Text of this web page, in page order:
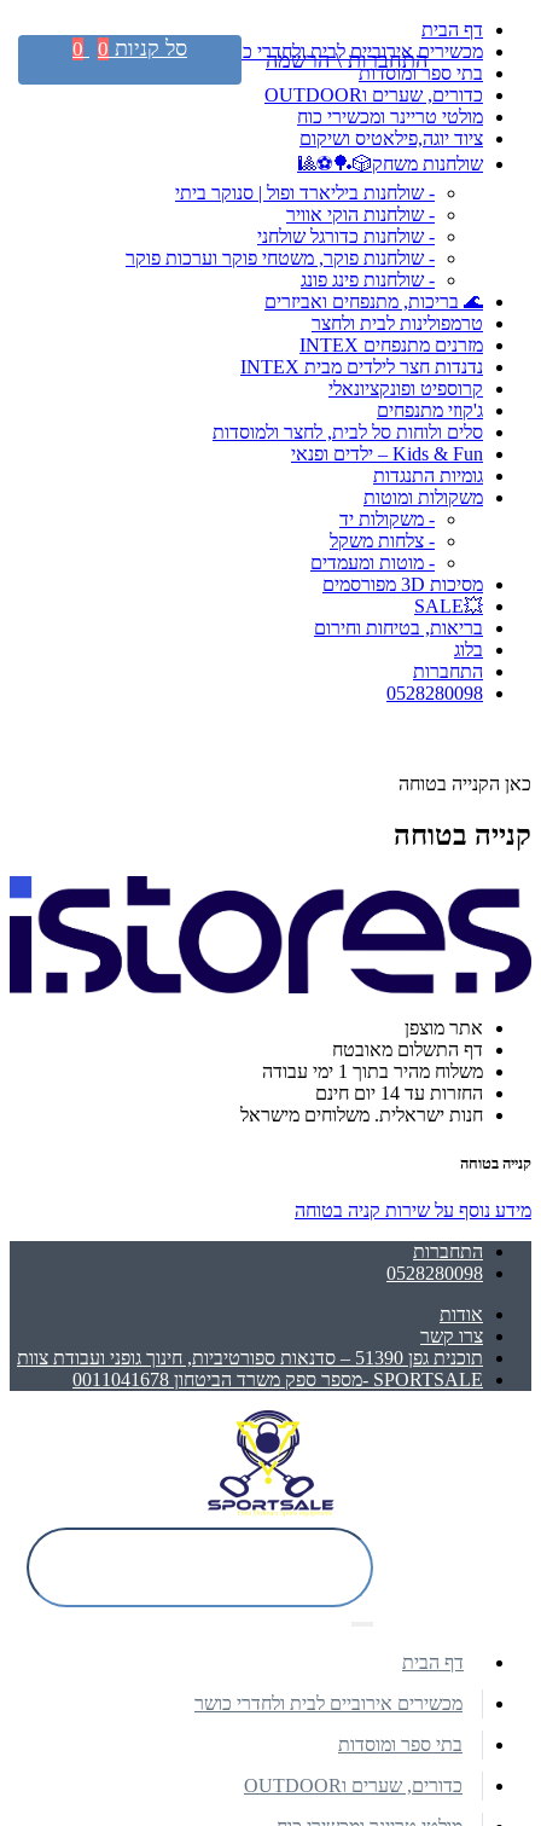
דף הבית
מכשירים אירוביים לבית ולחדרי כושר
בתי ספר ומוסדות
כדורים, שערים וOUTDOOR
מולטי טריינר ומכשירי כוח
ציוד יוגה,פילאטיס ושיקום
שולחנות משחק🎲🏓⚽🎱
- שולחנות ביליארד ופול | סנוקר ביתי
- שולחנות הוקי אוויר
- שולחנות כדורגל שולחני
- שולחנות פוקר, משטחי פוקר וערכות פוקר
- שולחנות פינג פונג
🌊 בריכות, מתנפחים ואביזרים
טרמפולינות לבית ולחצר
מזרנים מתנפחים INTEX
נדנדות חצר לילדים מבית INTEX
קרוספיט ופונקציונאלי
ג'קוזי מתנפחים
סלים ולוחות סל לבית, לחצר ולמוסדות
Kids & Fun – ילדים ופנאי
גומיות התנגדות
משקולות ומוטות
- משקולות יד
- צלחות משקל
- מוטות ומעמדים
מסיכות 3D מפורסמים
💥SALE
בריאות, בטיחות וחירום
בלוג
התחברות
0528280098
כאן הקנייה בטוחה
קנייה בטוחה
אתר מוצפן
דף התשלום מאובטח
משלוח מהיר בתוך 1 ימי עבודה
החזרות עד 14 יום חינם
חנות ישראלית. משלוחים מישראל
קנייה בטוחה
מידע נוסף על שירות קניה בטוחה
התחברות
0528280098
אודות
צרו קשר
תוכנית גפן 51390 – סדנאות ספורטיביות, חינוך גופני ועבודת צוות
SPORTSALE -מספר ספק משרד הביטחון 0011041678
התחברות \ הרשמה סל קניות 0
0
דף הבית
מכשירים אירוביים לבית ולחדרי כושר
בתי ספר ומוסדות
כדורים, שערים וOUTDOOR